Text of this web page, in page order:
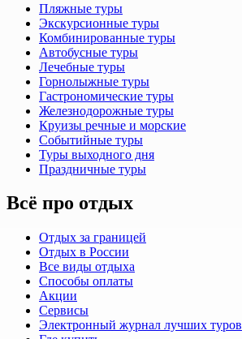
Пляжные туры
Экскурсионные туры
Комбинированные туры
Автобусные туры
Лечебные туры
Горнолыжные туры
Гастрономические туры
Железнодорожные туры
Круизы речные и морские
Событийные туры
Туры выходного дня
Праздничные туры
Всё про отдых
Отдых за границей
Отдых в России
Все виды отдыха
Способы оплаты
Акции
Сервисы
Электронный журнал лучших туров